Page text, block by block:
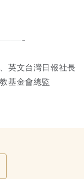
英文台灣日報社長
基金會總監